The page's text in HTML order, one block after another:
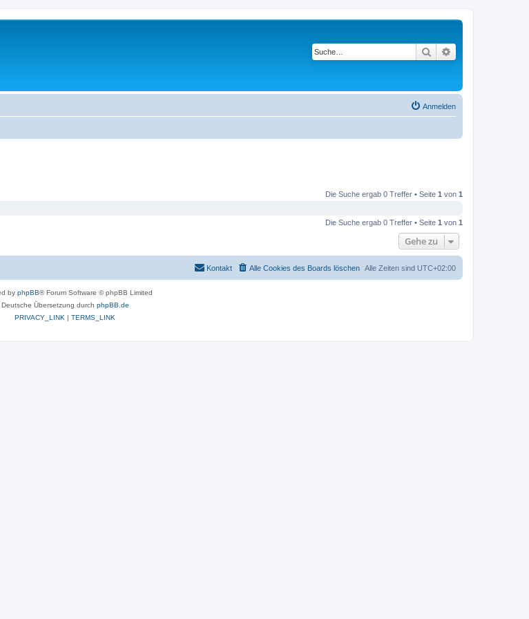
Suche
Anmelden
Die Suche ergab 0 Treffer • Seite 1 von 1
Die Suche ergab 0 Treffer • Seite 1 von 1
Gehe zu
Alle Zeiten sind UTC+02:00
Alle Cookies des Boards löschen
Kontakt
by phpBB® Forum Software © phpBB Limited
Deutsche Übersetzung durch phpBB.de
PRIVACY_LINK | TERMS_LINK